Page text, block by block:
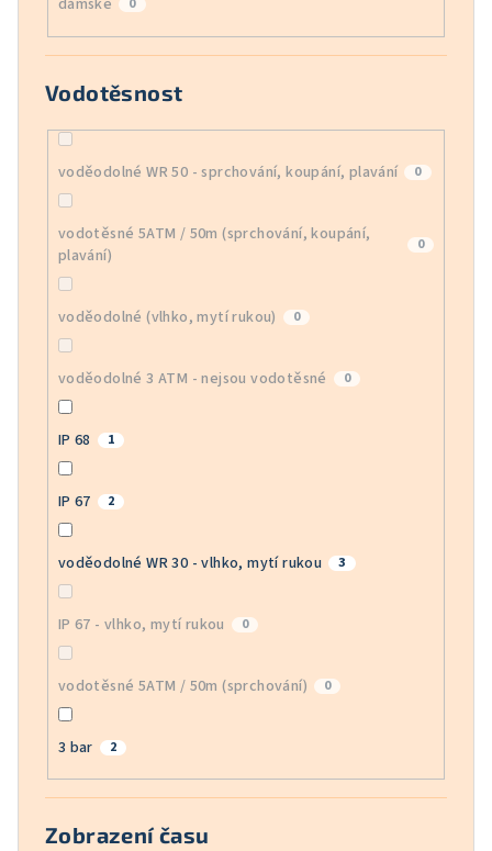
dámské 0
Vodotěsnost
voděodolné WR 50 - sprchování, koupání, plavání 0
vodotěsné 5ATM / 50m (sprchování, koupání,
plavání)
0
voděodolné (vlhko, mytí rukou) 0
voděodolné 3 ATM - nejsou vodotěsné 0
IP 68 1
IP 67 2
voděodolné WR 30 - vlhko, mytí rukou 3
IP 67 - vlhko, mytí rukou 0
vodotěsné 5ATM / 50m (sprchování) 0
3 bar 2
Zobrazení času